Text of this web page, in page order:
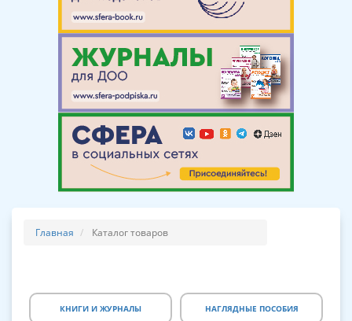
Главная Каталог товаров
КНИГИ И ЖУРНАЛЫ НАГЛЯДНЫЕ ПОСОБИЯ